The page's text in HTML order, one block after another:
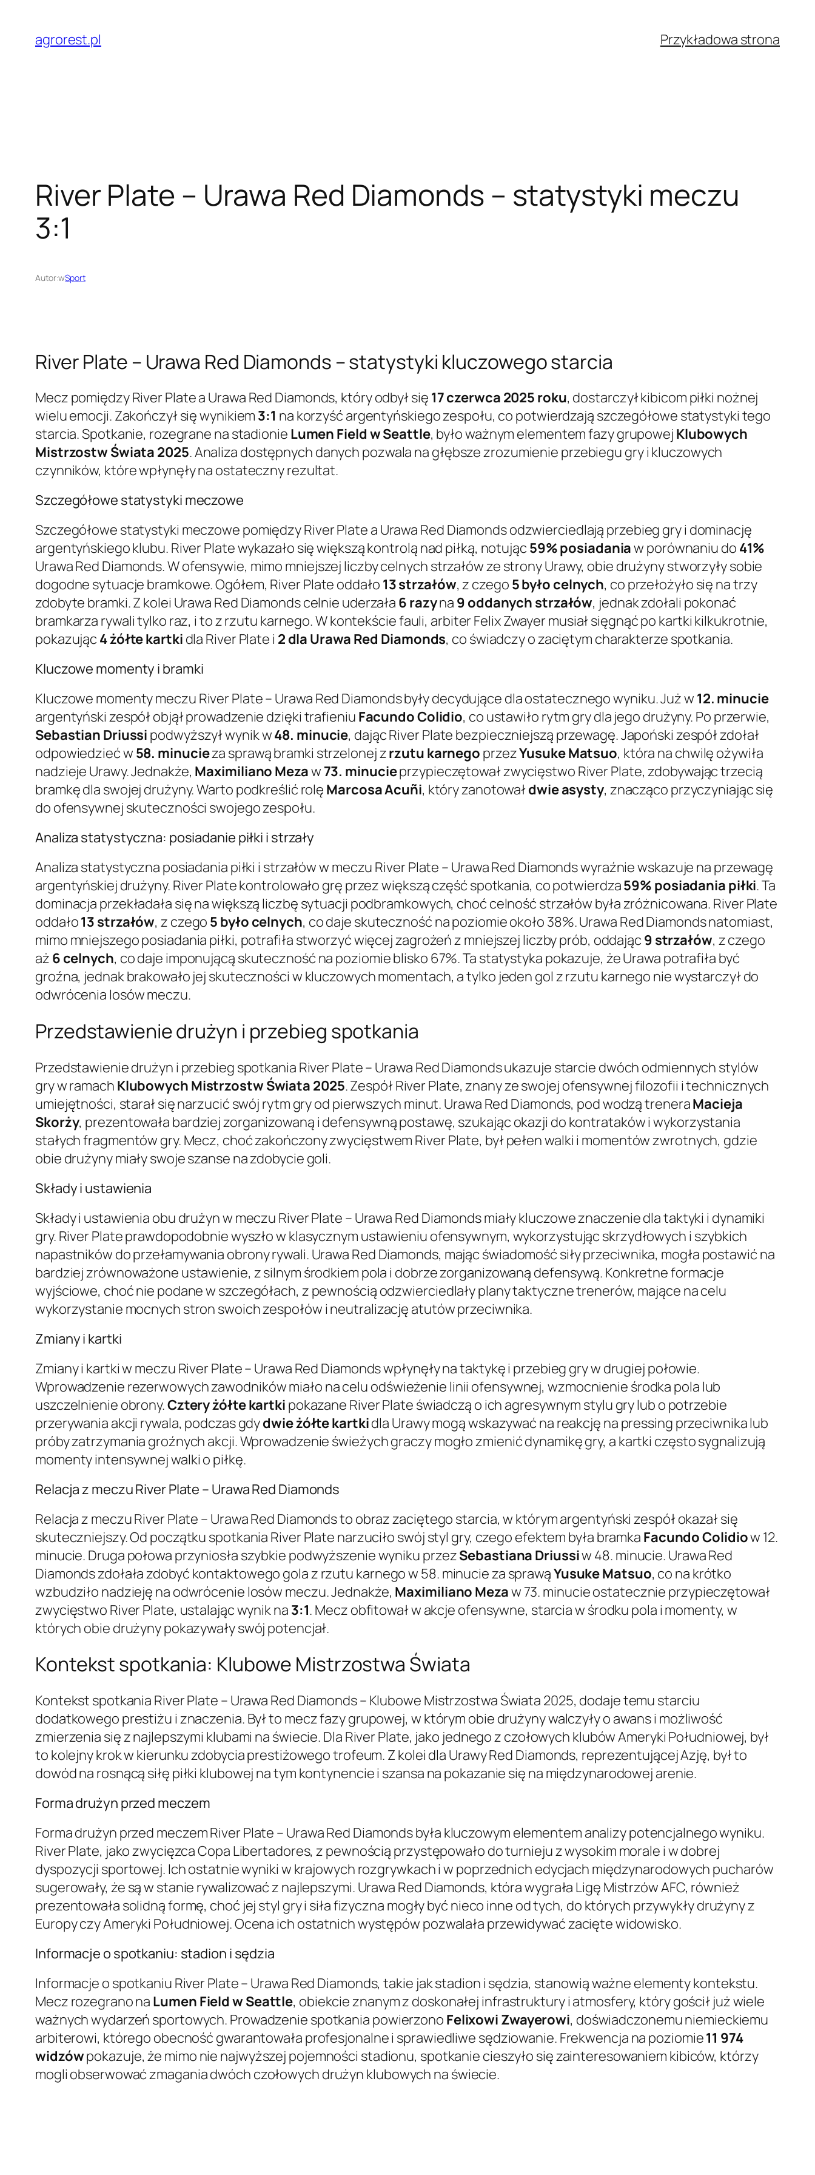
treści
agrorest.pl Przykładowa strona
River Plate – Urawa Red Diamonds – statystyki meczu
3:1
Autor:wSport
River Plate – Urawa Red Diamonds – statystyki kluczowego starcia
Mecz pomiędzy River Plate a Urawa Red Diamonds, który odbył się 17 czerwca 2025 roku, dostarczył kibicom piłki nożnej
wielu emocji. Zakończył się wynikiem 3:1 na korzyść argentyńskiego zespołu, co potwierdzają szczegółowe statystyki tego
starcia. Spotkanie, rozegrane na stadionie Lumen Field w Seattle, było ważnym elementem fazy grupowej Klubowych
Mistrzostw Świata 2025. Analiza dostępnych danych pozwala na głębsze zrozumienie przebiegu gry i kluczowych
czynników, które wpłynęły na ostateczny rezultat.
Szczegółowe statystyki meczowe
Szczegółowe statystyki meczowe pomiędzy River Plate a Urawa Red Diamonds odzwierciedlają przebieg gry i dominację
argentyńskiego klubu. River Plate wykazało się większą kontrolą nad piłką, notując 59% posiadaniaw porównaniu do 41%
Urawa Red Diamonds. W ofensywie, mimo mniejszej liczby celnych strzałów ze strony Urawy, obie drużyny stworzyły sobie
dogodne sytuacje bramkowe. Ogółem, River Plate oddało 13 strzałów, z czego 5 było celnych, co przełożyło się na trzy
zdobyte bramki. Z kolei Urawa Red Diamonds celnie uderzała 6 razyna 9 oddanych strzałów, jednak zdołali pokonać
bramkarza rywali tylko raz, i to z rzutu karnego. W kontekście fauli, arbiter Felix Zwayer musiał sięgnąć po kartki kilkukrotnie,
pokazując 4 żółte kartki dla River Plate i 2 dla Urawa Red Diamonds, co świadczy o zaciętym charakterze spotkania.
Kluczowe momenty i bramki
Kluczowe momenty meczu River Plate – Urawa Red Diamonds były decydujące dla ostatecznego wyniku. Już w 12. minucie
argentyński zespół objął prowadzenie dzięki trafieniu Facundo Colidio, co ustawiło rytm gry dla jego drużyny. Po przerwie,
Sebastian Driussi podwyższył wynik w48. minucie, dając River Plate bezpieczniejszą przewagę. Japoński zespół zdołał
odpowiedzieć w 58. minucieza sprawą bramki strzelonej zrzutu karnego przezYusuke Matsuo, która na chwilę ożywiła
nadzieje Urawy. Jednakże, Maximiliano Mezaw73. minucieprzypieczętował zwycięstwo River Plate, zdobywając trzecią
bramkę dla swojej drużyny. Warto podkreślić rolę Marcosa Acuñi, który zanotowałdwie asysty, znacząco przyczyniając się
do ofensywnej skuteczności swojego zespołu.
Analiza statystyczna: posiadanie piłki i strzały
Analiza statystyczna posiadania piłki i strzałów w meczu River Plate – Urawa Red Diamonds wyraźnie wskazuje na przewagę
argentyńskiej drużyny. River Plate kontrolowało grę przez większą część spotkania, co potwierdza59% posiadania piłki. Ta
dominacja przekładała się na większą liczbę sytuacji podbramkowych, choć celność strzałów była zróżnicowana. River Plate
oddało13 strzałów, z czego 5 było celnych, co daje skuteczność na poziomie około 38%. Urawa Red Diamonds natomiast,
mimo mniejszego posiadania piłki, potrafiła stworzyć więcej zagrożeń z mniejszej liczby prób, oddając 9 strzałów, z czego
aż 6 celnych, co daje imponującą skuteczność na poziomie blisko 67%. Ta statystyka pokazuje, że Urawa potrafiła być
groźna, jednak brakowało jej skuteczności w kluczowych momentach, a tylko jeden gol z rzutu karnego nie wystarczył do
odwrócenia losów meczu.
Przedstawienie drużyn i przebieg spotkania
Przedstawienie drużyn i przebieg spotkania River Plate – Urawa Red Diamonds ukazuje starcie dwóch odmiennych stylów
gry w ramach Klubowych Mistrzostw Świata 2025. Zespół River Plate, znany ze swojej ofensywnej filozofii i technicznych
umiejętności, starał się narzucić swój rytm gry od pierwszych minut. Urawa Red Diamonds, pod wodzą treneraMacieja
Skorży, prezentowała bardziej zorganizowaną i defensywną postawę, szukając okazji do kontrataków i wykorzystania
stałych fragmentów gry. Mecz, choć zakończony zwycięstwem River Plate, był pełen walki i momentów zwrotnych, gdzie
obie drużyny miały swoje szanse na zdobycie goli.
Składy i ustawienia
Składy i ustawienia obu drużyn w meczu River Plate – Urawa Red Diamonds miały kluczowe znaczenie dla taktyki i dynamiki
gry. River Plate prawdopodobnie wyszło w klasycznym ustawieniu ofensywnym, wykorzystując skrzydłowych i szybkich
napastników do przełamywania obrony rywali. Urawa Red Diamonds, mając świadomość siły przeciwnika, mogła postawić na
bardziej zrównoważone ustawienie, z silnym środkiem pola i dobrze zorganizowaną defensywą. Konkretne formacje
wyjściowe, choć nie podane w szczegółach, z pewnością odzwierciedlały plany taktyczne trenerów, mające na celu
wykorzystanie mocnych stron swoich zespołów i neutralizację atutów przeciwnika.
Zmiany i kartki
Zmiany i kartki w meczu River Plate – Urawa Red Diamonds wpłynęły na taktykę i przebieg gry w drugiej połowie.
Wprowadzenie rezerwowych zawodników miało na celu odświeżenie linii ofensywnej, wzmocnienie środka pola lub
uszczelnienie obrony.Cztery żółte kartki pokazane River Plate świadczą o ich agresywnym stylu gry lub o potrzebie
przerywania akcji rywala, podczas gdydwie żółte kartkidla Urawy mogą wskazywać na reakcję na pressing przeciwnika lub
próby zatrzymania groźnych akcji. Wprowadzenie świeżych graczy mogło zmienić dynamikę gry, a kartki często sygnalizują
momenty intensywnej walki o piłkę.
Relacja z meczu River Plate – Urawa Red Diamonds
Relacja z meczu River Plate – Urawa Red Diamonds to obraz zaciętego starcia, w którym argentyński zespół okazał się
skuteczniejszy. Od początku spotkania River Plate narzuciło swój styl gry, czego efektem była bramka Facundo Colidiow 12.
minucie. Druga połowa przyniosła szybkie podwyższenie wyniku przezSebastiana Driussiw 48. minucie. Urawa Red
Diamonds zdołała zdobyć kontaktowego gola z rzutu karnego w 58. minucie za sprawąYusuke Matsuo, co na krótko
wzbudziło nadzieję na odwrócenie losów meczu. Jednakże, Maximiliano Mezaw 73. minucie ostatecznie przypieczętował
zwycięstwo River Plate, ustalając wynik na 3:1. Mecz obfitował w akcje ofensywne, starcia w środku pola i momenty, w
których obie drużyny pokazywały swój potencjał.
Kontekst spotkania: Klubowe Mistrzostwa Świata
Kontekst spotkania River Plate – Urawa Red Diamonds – Klubowe Mistrzostwa Świata 2025, dodaje temu starciu
dodatkowego prestiżu i znaczenia. Był to mecz fazy grupowej, w którym obie drużyny walczyły o awans i możliwość
zmierzenia się z najlepszymi klubami na świecie. Dla River Plate, jako jednego z czołowych klubów Ameryki Południowej, był
to kolejny krok w kierunku zdobycia prestiżowego trofeum. Z kolei dla Urawy Red Diamonds, reprezentującej Azję, był to
dowód na rosnącą siłę piłki klubowej na tym kontynencie i szansa na pokazanie się na międzynarodowej arenie.
Forma drużyn przed meczem
Forma drużyn przed meczem River Plate – Urawa Red Diamonds była kluczowym elementem analizy potencjalnego wyniku.
River Plate, jako zwycięzca Copa Libertadores, z pewnością przystępowało do turnieju z wysokim morale i w dobrej
dyspozycji sportowej. Ich ostatnie wyniki w krajowych rozgrywkach i w poprzednich edycjach międzynarodowych pucharów
sugerowały, że są w stanie rywalizować z najlepszymi. Urawa Red Diamonds, która wygrała Ligę Mistrzów AFC, również
prezentowała solidną formę, choć jej styl gry i siła fizyczna mogły być nieco inne od tych, do których przywykły drużyny z
Europy czy Ameryki Południowej. Ocena ich ostatnich występów pozwalała przewidywać zacięte widowisko.
Informacje o spotkaniu: stadion i sędzia
Informacje o spotkaniu River Plate – Urawa Red Diamonds, takie jak stadion i sędzia, stanowią ważne elementy kontekstu.
Mecz rozegrano na Lumen Field w Seattle, obiekcie znanym z doskonałej infrastruktury i atmosfery, który gościł już wiele
ważnych wydarzeń sportowych. Prowadzenie spotkania powierzono Felixowi Zwayerowi, doświadczonemu niemieckiemu
arbiterowi, którego obecność gwarantowała profesjonalne i sprawiedliwe sędziowanie. Frekwencja na poziomie11 974
widzówpokazuje, że mimo nie najwyższej pojemności stadionu, spotkanie cieszyło się zainteresowaniem kibiców, którzy
mogli obserwować zmagania dwóch czołowych drużyn klubowych na świecie.